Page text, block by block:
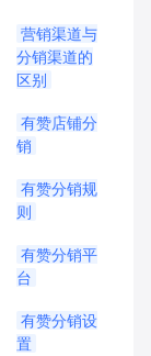
营销渠道与
分销渠道的
区别
有赞店铺分
销
有赞分销规
则
有赞分销平
台
有赞分销设
置